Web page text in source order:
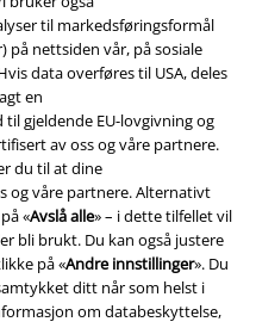
til markedsføringsformål
på nettsiden vår, på sosiale
data overføres til USA, deles
en
gjeldende EU-lovgivning og
av oss og våre partnere.
du til at dine
og våre partnere. Alternativt
«Avslå alle» – i dette tilfellet vil
bli brukt. Du kan også justere
på «Andre innstillinger». Du
ditt når som helst i
om databeskyttelse,